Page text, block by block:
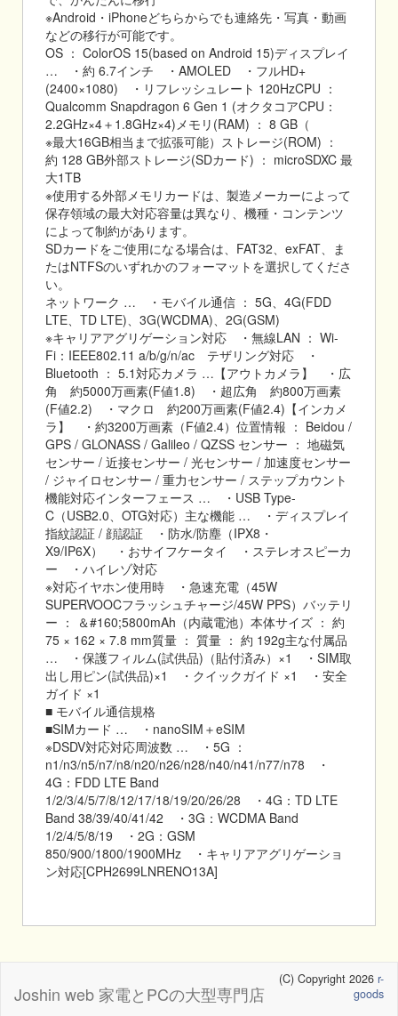
※Android・iPhoneどちらからでも連絡先・写真・動画
などの移行が可能です。
OS ： ColorOS 15(based on Android 15)ディスプレイ
… ・約 6.7インチ ・AMOLED ・フルHD+
(2400×1080) ・リフレッシュレート 120HzCPU ：
Qualcomm Snapdragon 6 Gen 1 (オクタコアCPU：
2.2GHz×4＋1.8GHz×4)メモリ(RAM) ： 8 GB（
※最大16GB相当まで拡張可能）ストレージ(ROM) ：
約 128 GB外部ストレージ(SDカード) ： microSDXC 最
大1TB
※使用する外部メモリカードは、製造メーカーによって
保存領域の最大対応容量は異なり、機種・コンテンツ
によって制約があります。
SDカードをご使用になる場合は、FAT32、exFAT、ま
たはNTFSのいずれかのフォーマットを選択してくださ
い。
ネットワーク … ・モバイル通信 ： 5G、4G(FDD
LTE、TD LTE)、3G(WCDMA)、2G(GSM)
※キャリアアグリゲーション対応 ・無線LAN ： Wi-
Fi：IEEE802.11 a/b/g/n/ac テザリング対応 ・
Bluetooth ： 5.1対応カメラ …【アウトカメラ】 ・広
角 約5000万画素(F値1.8) ・超広角 約800万画素
(F値2.2) ・マクロ 約200万画素(F値2.4)【インカメ
ラ】 ・約3200万画素（F値2.4）位置情報 ： Beidou /
GPS / GLONASS / Galileo / QZSS センサー ： 地磁気
センサー / 近接センサー / 光センサー / 加速度センサー
/ ジャイロセンサー / 重力センサー / ステップカウント
機能対応インターフェース … ・USB Type-
C（USB2.0、OTG対応）主な機能 … ・ディスプレイ
指紋認証 / 顔認証 ・防水/防塵（IPX8・
X9/IP6X） ・おサイフケータイ ・ステレオスピーカ
ー ・ハイレゾ対応
※対応イヤホン使用時 ・急速充電（45W
SUPERVOOCフラッシュチャージ/45W PPS）バッテリ
ー ： ＆#160;5800mAh（内蔵電池）本体サイズ ： 約
75 × 162 × 7.8 mm質量 ： 質量 ： 約 192g主な付属品
… ・保護フィルム(試供品)（貼付済み）×1 ・SIM取
出し用ピン(試供品)×1 ・クイックガイド ×1 ・安全
ガイド ×1
■ モバイル通信規格
■SIMカード … ・nanoSIM＋eSIM
※DSDV対応対応周波数 … ・5G ：
n1/n3/n5/n7/n8/n20/n26/n28/n40/n41/n77/n78 ・
4G：FDD LTE Band
1/2/3/4/5/7/8/12/17/18/19/20/26/28 ・4G：TD LTE
Band 38/39/40/41/42 ・3G：WCDMA Band
1/2/4/5/8/19 ・2G：GSM
850/900/1800/1900MHz ・キャリアアグリゲーショ
ン対応[CPH2699LNRENO13A]
Joshin web 家電とPCの大型専門店
(C) Copyright 2026 r-
goods